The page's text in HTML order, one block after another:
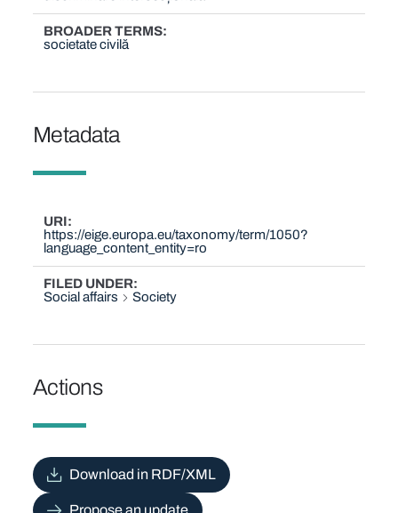
BROADER TERMS
societate civilă
Metadata
URI
https://eige.europa.eu/taxonomy/term/1050?
language_content_entity=ro
FILED UNDER
Social affairs
Society
Actions
Download in RDF/XML
Propose an update